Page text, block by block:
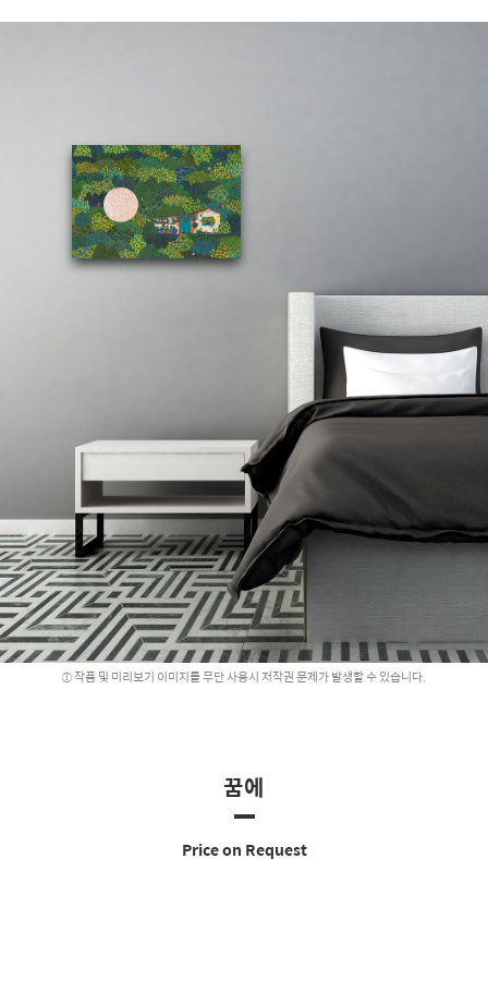
작품 및 미리보기 이미지를 무단 사용시 저작권 문제가 발생할 수 있습니다.
꿈에
Price on Request